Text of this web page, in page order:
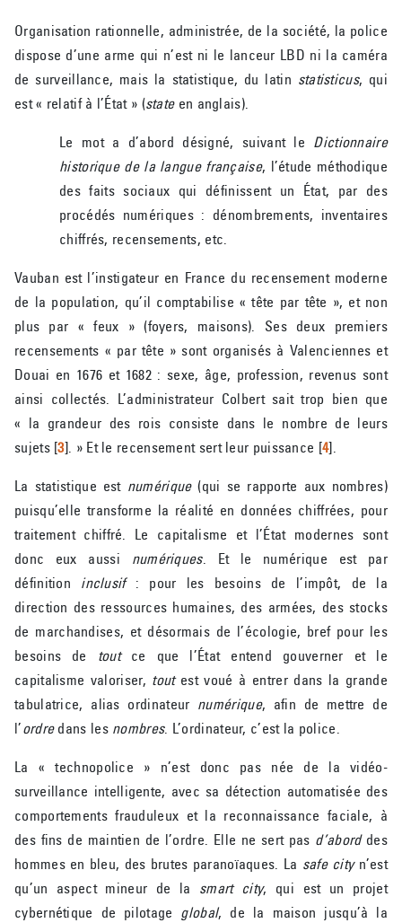
Organisation rationnelle, administrée, de la société, la police
dispose d’une arme qui n’est ni le lanceur LBD ni la caméra
de surveillance, mais la statistique, du latin statisticus, qui
est « relatif à l’État » (stateen anglais).
Le mot a d’abord désigné, suivant le Dictionnaire
historique de la langue française, l’étude méthodique
des faits sociaux qui définissent un État, par des
procédés numériques : dénombrements, inventaires
chiffrés, recensements, etc.
Vauban est l’instigateur en France du recensement moderne
de la population, qu’il comptabilise « tête par tête », et non
plus par « feux » (foyers, maisons). Ses deux premiers
recensements « par tête » sont organisés à Valenciennes et
Douai en 1676 et 1682 : sexe, âge, profession, revenus sont
ainsi collectés. L’administrateur Colbert sait trop bien que
« la grandeur des rois consiste dans le nombre de leurs
sujets[3]. » Et le recensement sert leur puissance [4].
La statistique est numérique(qui se rapporte aux nombres)
puisqu’elle transforme la réalité en données chiffrées, pour
traitement chiffré. Le capitalisme et l’État modernes sont
donc eux aussi numériques. Et le numérique est par
définition inclusif: pour les besoins de l’impôt, de la
direction des ressources humaines, des armées, des stocks
de marchandises, et désormais de l’écologie, bref pour les
besoins de toutce que l’État entend gouverner et le
capitalisme valoriser, toutest voué à entrer dans la grande
tabulatrice, alias ordinateur numérique, afin de mettre de
l’ordredans les nombres. L’ordinateur, c’est la police.
La « technopolice » n’est donc pas née de la vidéo-
surveillance intelligente, avec sa détection automatisée des
comportements frauduleux et la reconnaissance faciale, à
des fins de maintien de l’ordre. Elle ne sert pas d’aborddes
hommes en bleu, des brutes paranoïaques. La safe cityn’est
qu’un aspect mineur de la smart city, qui est un projet
cybernétique de pilotage global, de la maison jusqu’à la